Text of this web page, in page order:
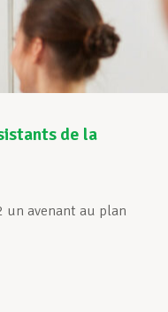
de la
un avenant au plan